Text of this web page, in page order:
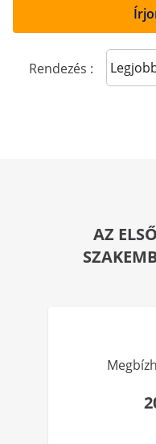
Rendezés : Sort
AZ